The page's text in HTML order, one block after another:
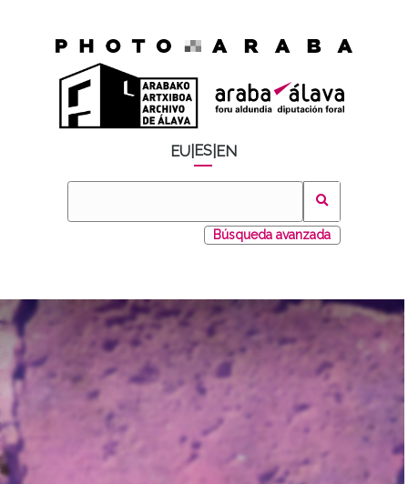
EU ES EN
Búsqueda avanzada